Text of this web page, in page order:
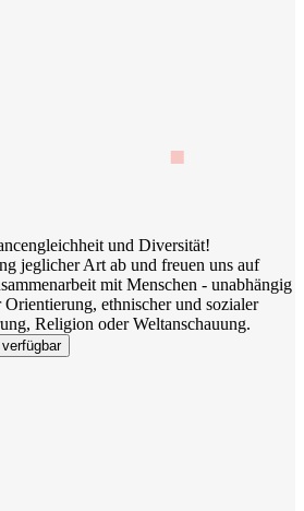
und Diversität!
jeglicher Art ab und freuen uns auf
mit Menschen - unabhängig
ethnischer und sozialer
Religion oder Weltanschauung.